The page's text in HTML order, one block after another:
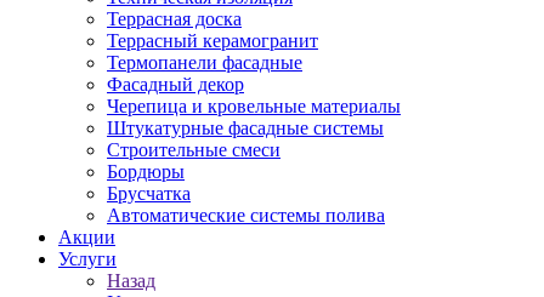
Террасная доска
Террасный керамогранит
Термопанели фасадные
Фасадный декор
Черепица и кровельные материалы
Штукатурные фасадные системы
Строительные смеси
Бордюры
Брусчатка
Автоматические системы полива
Акции
Услуги
Назад